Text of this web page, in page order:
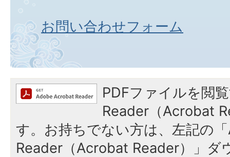
お問い合わせフォーム
PDFファイルを閲
Reader（Acrobat
す。お持ちでない方は、左記の
Reader（Acrobat Reader）」ダ